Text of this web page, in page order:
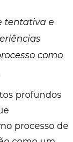
tentativa e
como
profundos
processo de